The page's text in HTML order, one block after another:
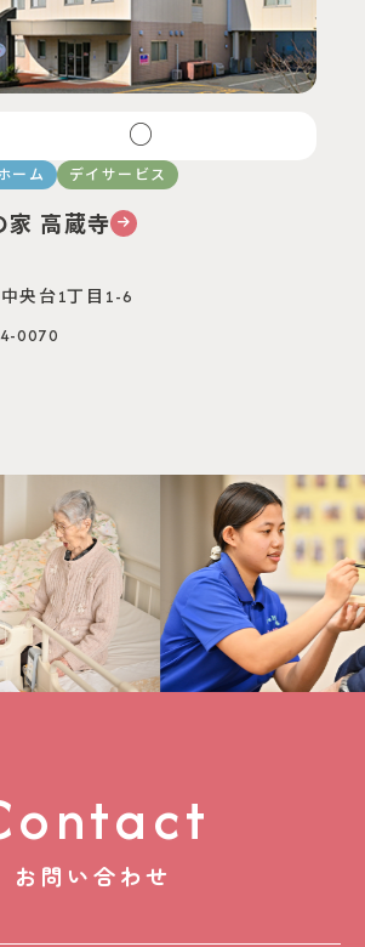
ーム デイサービス
家 高蔵寺
央台1丁目1-6
0070
○
お問い合わせ